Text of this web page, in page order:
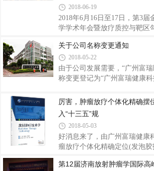
为“广州富瑞”)有幸参加了此次
2018-06-19
2018年6月16日至17日，第3
学学术年会暨放疗质控与靶区
有幸参与了此次会议。
关于公司名称变更通知
2018-05-22
由于公司发展需要，“广州富
称变更登记为“广州富瑞健康
厉害，肿瘤放疗个体化精确摆
入“十三五”规
2018-05-03
好消息来了，由广州富瑞健康
瘤放疗个体化精确定位(发泡
学》里面，在这本书里面，发
第12届济南放射肿瘤学国际高